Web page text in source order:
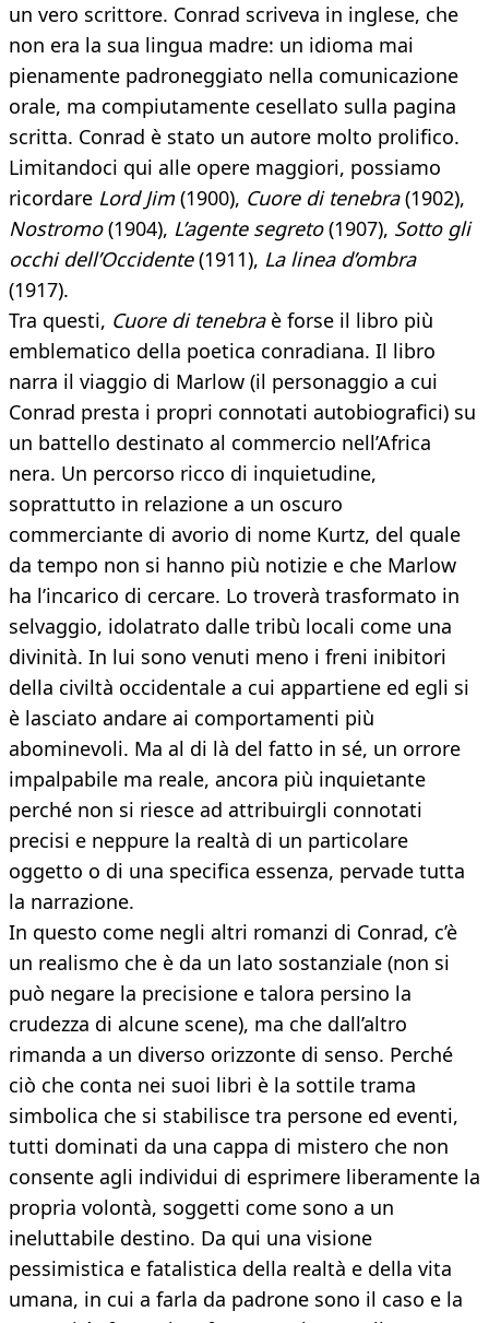
un vero scrittore. Conrad scriveva in inglese, che
non era la sua lingua madre: un idioma mai
pienamente padroneggiato nella comunicazione
orale, ma compiutamente cesellato sulla pagina
scritta. Conrad è stato un autore molto prolifico.
Limitandoci qui alle opere maggiori, possiamo
ricordare Lord Jim(1900), Cuore di tenebra(1902),
Nostromo(1904), L’agente segreto(1907), Sotto gli
occhi dell’Occidente(1911), La linea d’ombra
(1917).
Tra questi, Cuore di tenebraè forse il libro più
emblematico della poetica conradiana. Il libro
narra il viaggio di Marlow (il personaggio a cui
Conrad presta i propri connotati autobiografici) su
un battello destinato al commercio nell’Africa
nera. Un percorso ricco di inquietudine,
soprattutto in relazione a un oscuro
commerciante di avorio di nome Kurtz, del quale
da tempo non si hanno più notizie e che Marlow
ha l’incarico di cercare. Lo troverà trasformato in
selvaggio, idolatrato dalle tribù locali come una
divinità. In lui sono venuti meno i freni inibitori
della civiltà occidentale a cui appartiene ed egli si
è lasciato andare ai comportamenti più
abominevoli. Ma al di là del fatto in sé, un orrore
impalpabile ma reale, ancora più inquietante
perché non si riesce ad attribuirgli connotati
precisi e neppure la realtà di un particolare
oggetto o di una specifica essenza, pervade tutta
la narrazione.
In questo come negli altri romanzi di Conrad, c’è
un realismo che è da un lato sostanziale (non si
può negare la precisione e talora persino la
crudezza di alcune scene), ma che dall’altro
rimanda a un diverso orizzonte di senso. Perché
ciò che conta nei suoi libri è la sottile trama
simbolica che si stabilisce tra persone ed eventi,
tutti dominati da una cappa di mistero che non
consente agli individui di esprimere liberamente la
propria volontà, soggetti come sono a un
ineluttabile destino. Da qui una visione
pessimistica e fatalistica della realtà e della vita
umana, in cui a farla da padrone sono il caso e la